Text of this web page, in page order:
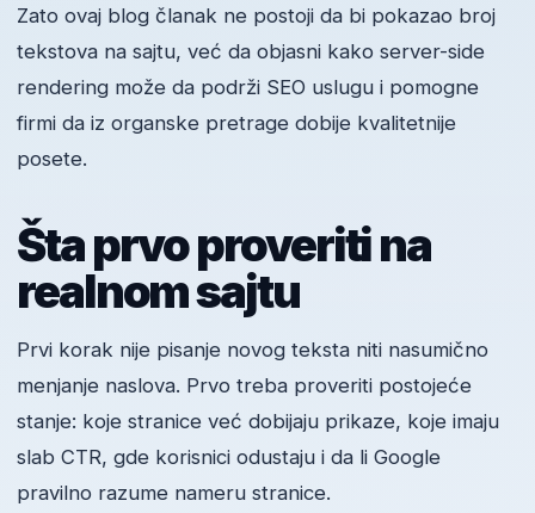
Zato ovaj blog članak ne postoji da bi pokazao broj
tekstova na sajtu, već da objasni kako server-side
rendering može da podrži SEO uslugu i pomogne
firmi da iz organske pretrage dobije kvalitetnije
posete.
Šta prvo proveriti na
realnom sajtu
Prvi korak nije pisanje novog teksta niti nasumično
menjanje naslova. Prvo treba proveriti postojeće
stanje: koje stranice već dobijaju prikaze, koje imaju
slab CTR, gde korisnici odustaju i da li Google
pravilno razume nameru stranice.